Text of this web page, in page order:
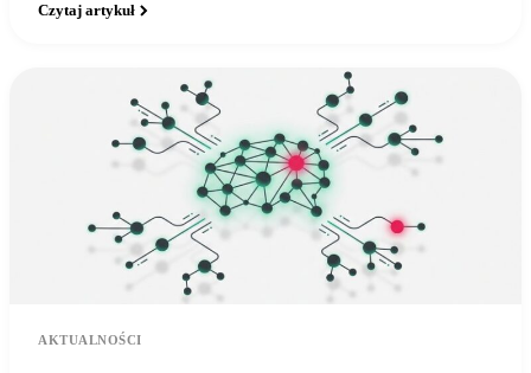
Czytaj artykuł
AKTUALNOŚCI